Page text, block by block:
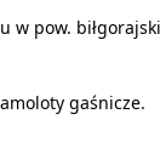
pow.
gaśnicze.